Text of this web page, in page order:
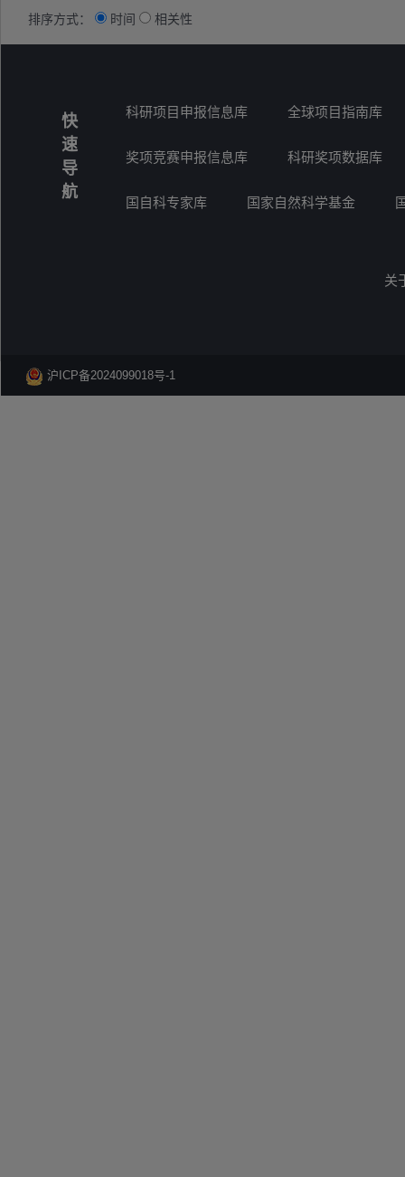
排序方式： 时间 相关性
快
速
导
航
科研项目申报信息库 全球项目指南库
奖项竞赛申报信息库 科研奖项数据库
国自科专家库 国家自然科学基金
关
沪ICP备2024099018号-1